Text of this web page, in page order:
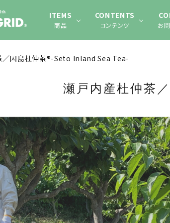
ITEMS
商品
CONTENTS
コンテンツ お
／因島杜仲茶®-Seto Inland Sea Tea-
瀬戸内産杜仲茶